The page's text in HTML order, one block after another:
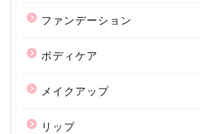
ファンデーション
ボディケア
メイクアップ
リップ